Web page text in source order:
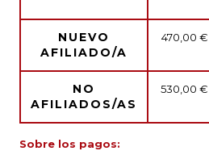
NUEVO
AFILIADO/A
470,00 €
NO
AFILIADOS/AS
530,00 €
Sobre los pagos: